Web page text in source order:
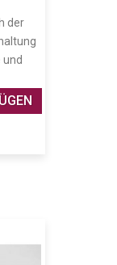
der